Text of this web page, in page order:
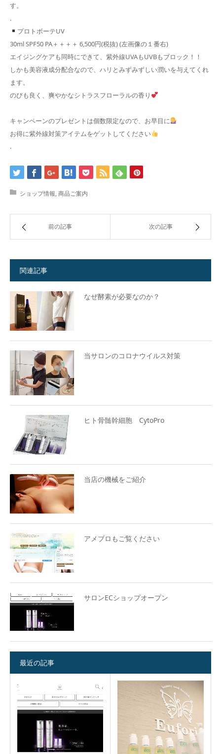
す。
.
プロトボーテUV
30ml SPF50 PA＋＋＋＋ 6,500円(税抜) (左画像の１番右)
エイジングケアも同時にできて、紫外線UVAもUVBもブロック！！
しかも美容液成分配合なので、ハリとみずみずしい潤いを与えてくれ
ます。
のびも良く、爽やかなシトラスフローラルの香り
キャンペーンのプレゼントは個数限定なので、お早目に
お得に紫外線対策アイテムをゲットしてください
.
ショップ情報,商品ご案内
前の記事 次の記事
関連記事
なぜ酵素が必要なのか？
当サロンのコロナウイルス対策
ヒト骨髄幹細胞 CytoPro
当店の機械をご紹介
アメブロもご覧ください
サロンECショップオープン
最近の記事